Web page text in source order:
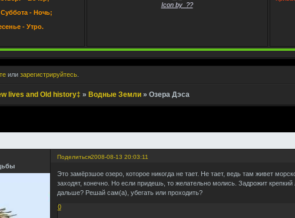
- Ночь;
- Утро.
Icon by_??
или зарегистрируйтесь
lives and Old history‡ » Водные Земли » Озера Дэса
Поделиться2008-08-13 20:03:11
Это замёрзшое озеро, которое никогда не тает. Не тает, ведь там живет
заходят, конечно. Но если придешь, то желательно молись. Задрожит
дальше? Решай сам(а), убегать или проходить?
0